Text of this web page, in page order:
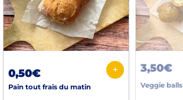
0,50€ +
Pain tout frais du matin
3,50€
Veggie balls